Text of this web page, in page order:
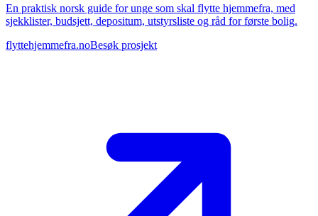
En praktisk norsk guide for unge som skal flytte hjemmefra, med
sjekklister, budsjett, depositum, utstyrsliste og råd for første bolig.
flyttehjemmefra.noBesøk prosjekt